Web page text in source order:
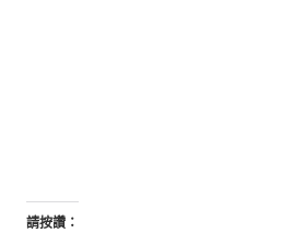
請按讚：